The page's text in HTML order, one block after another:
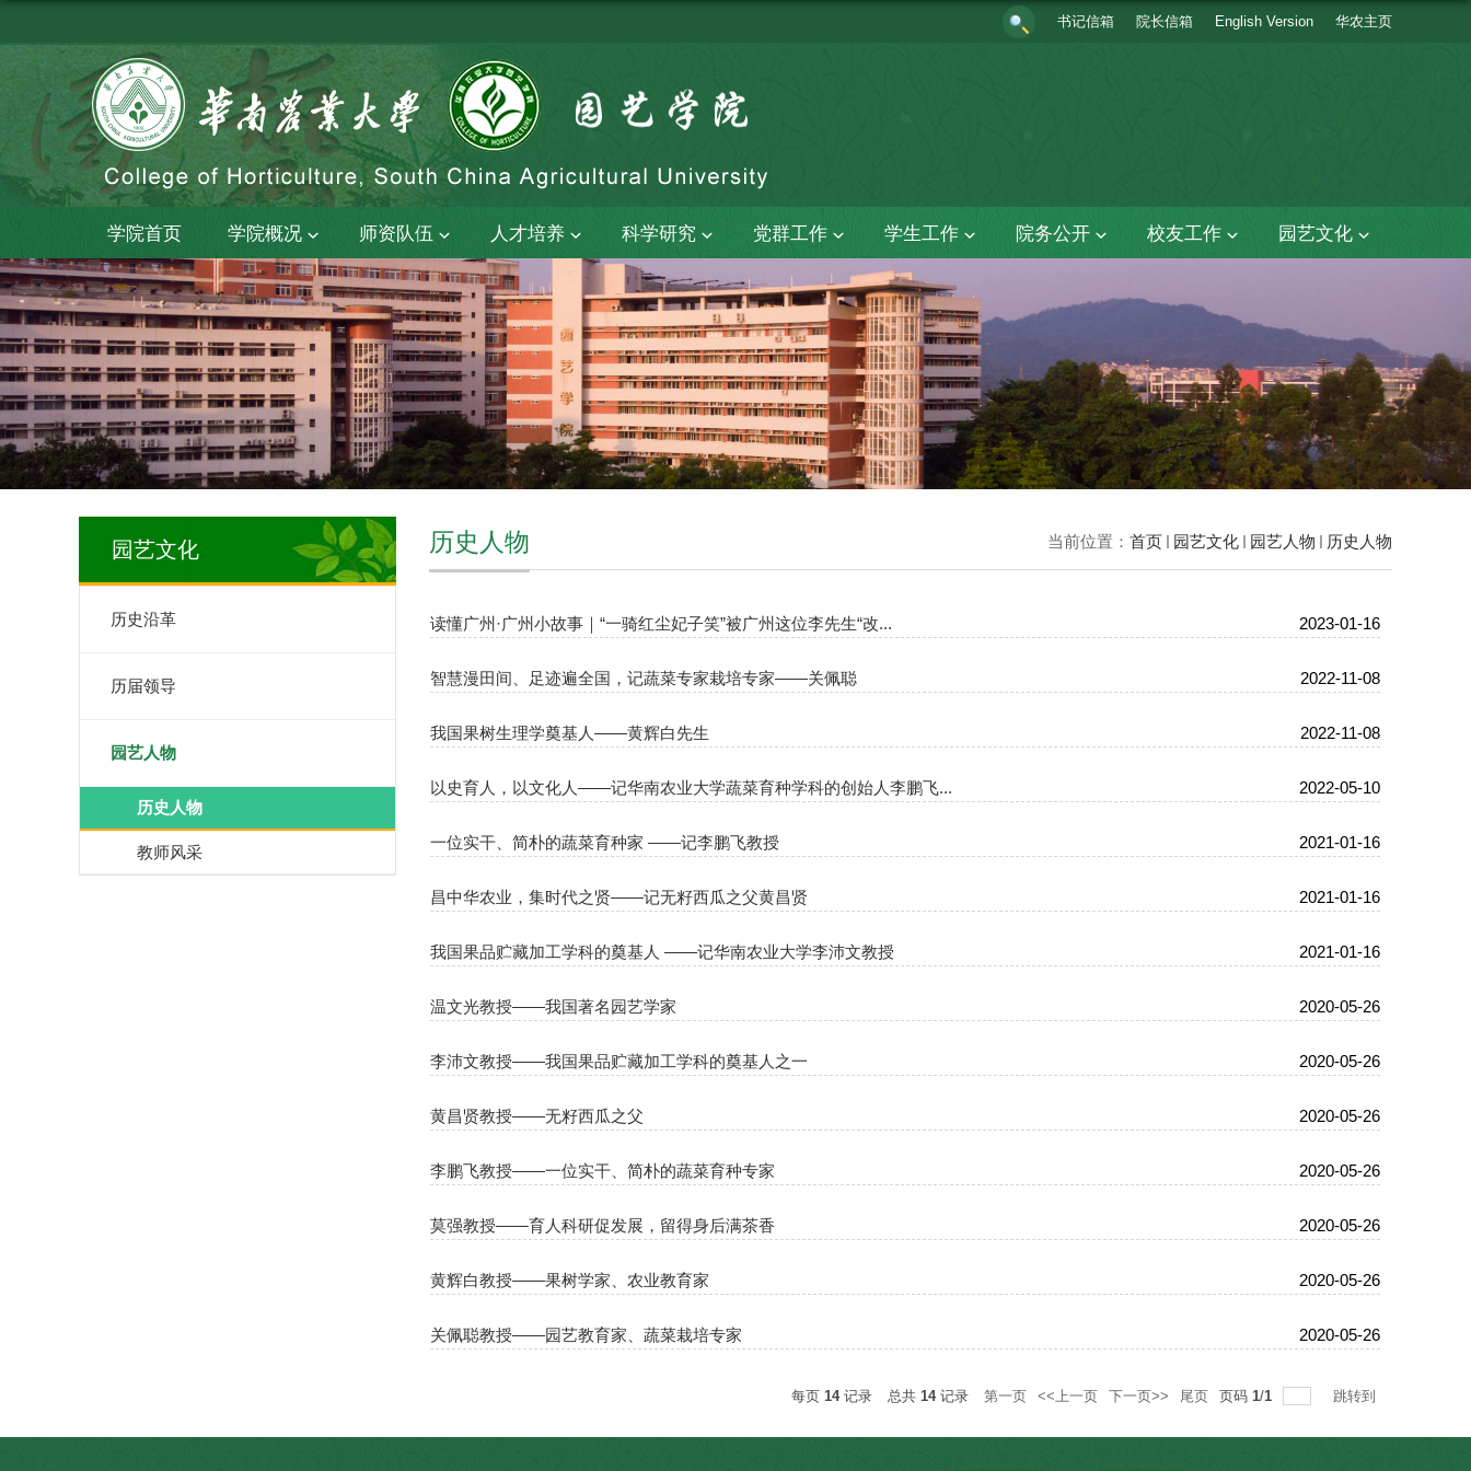
书记信箱 院长信箱 English Version 华农主页
学院首页 学院概况 师资队伍 人才培养 科学研究 党群工作 学生工作 院务公开 校友工作 园艺文化
园艺文化
历史沿革
历届领导
园艺人物
历史人物
教师风采
当前位置： 首页 园艺文化 园艺人物 历史人物
历史人物
读懂广州·广州小故事｜“一骑红尘妃子笑”被广州这位李先生“改... 2023-01-16
智慧漫田间、足迹遍全国，记蔬菜专家栽培专家——关佩聪 2022-11-08
我国果树生理学奠基人——黄辉白先生 2022-11-08
以史育人，以文化人——记华南农业大学蔬菜育种学科的创始人李鹏飞... 2022-05-10
一位实干、简朴的蔬菜育种家 ——记李鹏飞教授 2021-01-16
昌中华农业，集时代之贤——记无籽西瓜之父黄昌贤 2021-01-16
我国果品贮藏加工学科的奠基人 ——记华南农业大学李沛文教授 2021-01-16
温文光教授——我国著名园艺学家 2020-05-26
李沛文教授——我国果品贮藏加工学科的奠基人之一 2020-05-26
黄昌贤教授——无籽西瓜之父 2020-05-26
李鹏飞教授——一位实干、简朴的蔬菜育种专家 2020-05-26
莫强教授——育人科研促发展，留得身后满茶香 2020-05-26
黄辉白教授——果树学家、农业教育家 2020-05-26
关佩聪教授——园艺教育家、蔬菜栽培专家 2020-05-26
每页 14记录 总共 14记录 第一页 <<上一页 下一页>> 尾页 页码 1/1 跳转到